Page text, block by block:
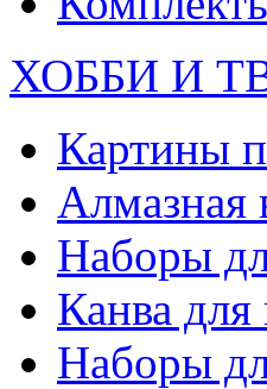
ХОББИ И
Картины
Алмазная
Наборы
Канва
Наборы